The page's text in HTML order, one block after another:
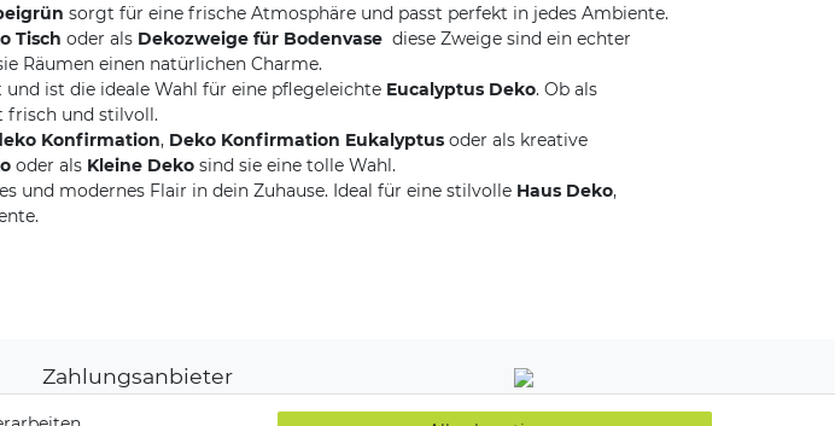
sorgt für eine frische Atmosphäre und passt perfekt in jedes Ambiente.
Tisch oder als Dekozweige für Bodenvase  diese Zweige sind ein echter
Räumen einen natürlichen Charme.
und ist die ideale Wahl für eine pflegeleichte Eucalyptus Deko. Ob als
frisch und stilvoll.
Konfirmation, Deko Konfirmation Eukalyptus oder als kreative
oder als Kleine Deko sind sie eine tolle Wahl.
und modernes Flair in dein Zuhause. Ideal für eine stilvolle Haus Deko,
Zahlungsanbieter